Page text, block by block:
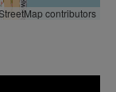
contributors